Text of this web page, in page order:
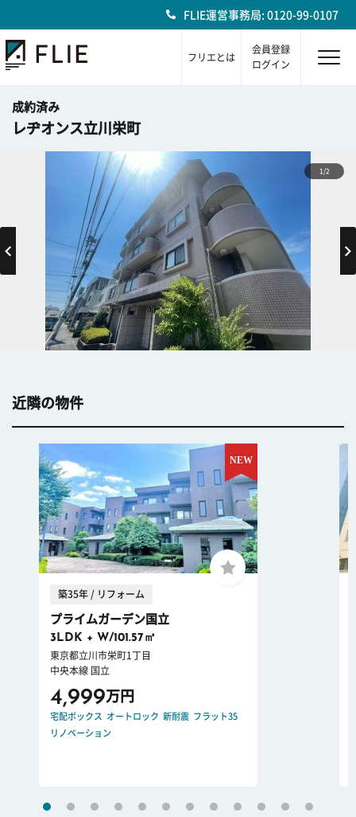
FLIE運営事務局: 0120-99-0107
フリエとは
会員登録
ログイン
成約済み
レヂオンス立川栄町
1/2
近隣の物件
築35年 / リフォーム
プライムガーデン国立
3LDK + W/101.57㎡
東京都立川市栄町1丁目
中央本線 国立
4,999万円
宅配ボックス オートロック 新耐震 フラット35
リノベーション